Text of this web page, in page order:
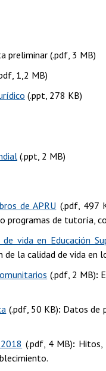
preliminar (.pdf, 3 MB)
1,2 MB)
(.ppt, 278 KB)
(.ppt, 2 MB)
de APRU (.pdf, 497
programas de tutoría,
vida en Educación
la calidad de vida en
(.pdf, 2 MB):
(.pdf, 50 KB): Datos de
(.pdf, 4 MB): Hitos,